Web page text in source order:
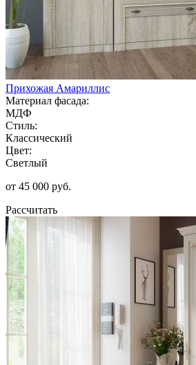
Прихожая Амариллис
Материал фасада:
МДФ
Стиль:
Классический
Цвет:
Светлый
от 45 000 руб.
Рассчитать